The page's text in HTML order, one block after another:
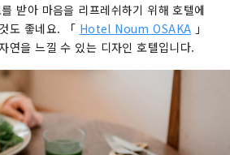
받아 마음을 리프레쉬하기 위해 호텔에
도 좋네요. 「 Hotel Noum OSAKA 」
연을 느낄 수 있는 디자인 호텔입니다.